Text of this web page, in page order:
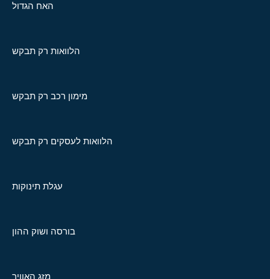
האח הגדול
הלוואות רק תבקש
מימון רכב רק תבקש
הלוואות לעסקים רק תבקש
עגלת תינוקות
בורסה ושוק ההון
מזג האוויר